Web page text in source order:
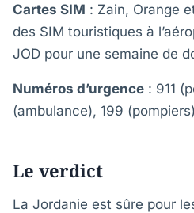
Cartes SIM : Zain, Orange
des SIM touristiques à
JOD pour une semaine de
Numéros d’urgence : 911
(ambulance), 199
Le verdict
La Jordanie est sûre pour